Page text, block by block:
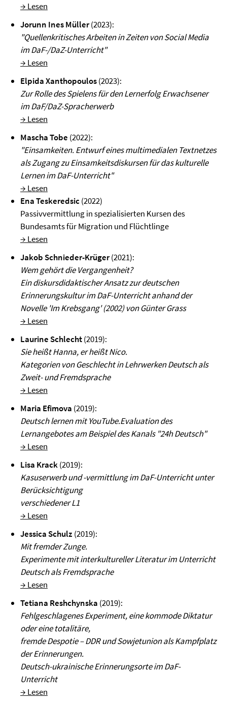
→ Lesen
Jorunn Ines Müller(2023):
"Quellenkritisches Arbeiten in Zeiten von Social Media
im DaF-/DaZ-Unterricht"
→ Lesen
Elpida Xanthopoulos(2023):
Zur Rolle des Spielens für den Lernerfolg Erwachsener
im DaF/DaZ-Spracherwerb
→ Lesen
Mascha Tobe (2022):
"Einsamkeiten. Entwurf eines multimedialen Textnetzes
als Zugang zu Einsamkeitsdiskursen für das kulturelle
Lernen im DaF-Unterricht"
→ Lesen
Ena Teskeredsic(2022)
Passivvermittlung in spezialisierten Kursen des
Bundesamts für Migration und Flüchtlinge
→ Lesen
Jakob Schnieder-Krüger(2021):
Wem gehört die Vergangenheit?
Ein diskursdidaktischer Ansatz zur deutschen
Erinnerungskultur im DaF-Unterricht anhand der
Novelle 'Im Krebsgang' (2002) von Günter Grass
→ Lesen
Laurine Schlecht(2019):
Sie heißt Hanna, er heißt Nico.
Kategorien von Geschlecht in Lehrwerken Deutsch als
Zweit- und Fremdsprache
→ Lesen
Maria Efimova (2019):
Deutsch lernen mit YouTube.Evaluation des
Lernangebotes am Beispiel des Kanals "24h Deutsch"
→ Lesen
Lisa Krack(2019):
Kasuserwerb und -vermittlung im DaF-Unterricht unter
Berücksichtigung
verschiedener L1
→ Lesen
Jessica Schulz(2019):
Mit fremder Zunge.
Experimente mit interkultureller Literatur im Unterricht
Deutsch als Fremdsprache
→ Lesen
Tetiana Reshchynska (2019):
Fehlgeschlagenes Experiment, eine kommode Diktatur
oder eine totalitäre,
fremde Despotie – DDR und Sowjetunion als Kampfplatz
der Erinnerungen.
Deutsch-ukrainische Erinnerungsorte im DaF-
Unterricht
→ Lesen